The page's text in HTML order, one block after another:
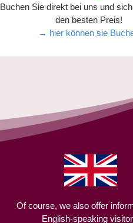
Buchen Sie direkt bei uns und
den besten Preis!
→ hier können sie
Of course, we also offer
English-speaking